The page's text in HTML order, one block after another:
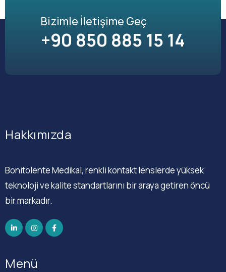
Bizimle İletişime Geç
+90 850 885 15 14
Hakkımızda
Bonitolente Medikal, renkli kontakt lenslerde yüksek
teknoloji ve kalite standartlarını bir araya getiren öncü
bir markadır.
Menü